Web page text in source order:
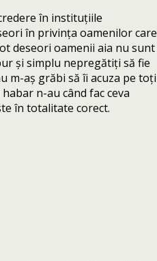
în instituțiile
în privința oamenilor care
deseori oamenii aia nu sunt
și simplu nepregătiți să fie
m-aș grăbi să îi acuza pe toți
n-au când fac ceva
în totalitate corect.